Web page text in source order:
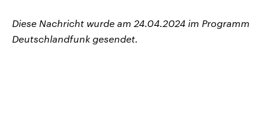
Diese Nachricht wurde am 24.04.2024 im Programm
Deutschlandfunk gesendet.